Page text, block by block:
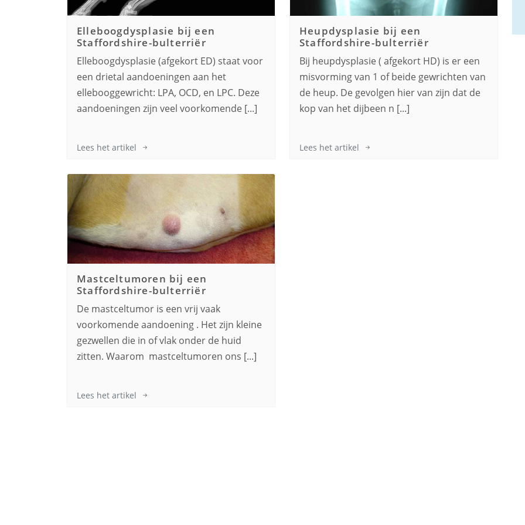
Elleboogdysplasie bij een
Staffordshire-bulterriër
Elleboogdysplasie (afgekort ED) staat voor
een drietal aandoeningen aan het
ellebooggewricht: LPA, OCD, en LPC. Deze
aandoeningen zijn veel voorkomende [...]
Lees het artikel
Heupdysplasie bij een
Staffordshire-bulterriër
Bij heupdysplasie ( afgekort HD) is er een
misvorming van 1 of beide gewrichten van
de heup. De gevolgen hier van zijn dat de
kop van het dijbeen n [...]
Lees het artikel
Mastceltumoren bij een
Staffordshire-bulterriër
De mastceltumor is een vrij vaak
voorkomende aandoening . Het zijn kleine
gezwellen die in of vlak onder de huid
zitten. Waarom mastceltumoren ons [...]
Lees het artikel